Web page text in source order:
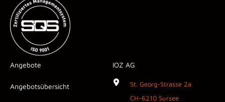
Angebote
Angebotsübersicht
IOZ AG
St. Georg-Strasse 2a
CH-6210 Sursee